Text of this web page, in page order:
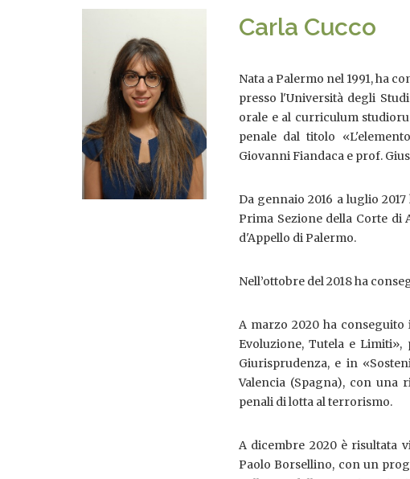
Carla Cucco
Nata a Palermo nel 1991, ha
presso l'Università degli
orale e al curriculum
penale dal titolo
Giovanni Fiandaca e prof.
Da gennaio 2016 a luglio
Prima Sezione della Corte di
d'Appello di Palermo.
Nell’ottobre del 2018 ha
A marzo 2020 ha
Evoluzione, Tutela e
Giurisprudenza, e in
Valencia (Spagna), con
penali di lotta al terrorismo.
A dicembre 2020 è risultata
Paolo Borsellino, con un